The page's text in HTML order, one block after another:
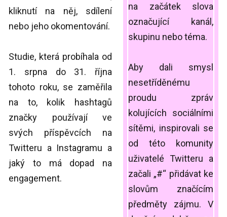
kliknutí na něj, sdílení
nebo jeho okomentování.
Studie, která probíhala od
1. srpna do 31. října
tohoto roku, se zaměřila
na to, kolik hashtagů
značky používají ve
svých příspěvcích na
Twitteru a Instagramu a
jaký to má dopad na
engagement.
na začátek slova
označující kanál,
skupinu nebo téma.
Aby dali smysl
nesetříděnému
proudu zpráv
kolujících sociálními
sítěmi, inspirovali se
od této komunity
uživatelé Twitteru a
začali „#“ přidávat ke
slovům značícím
předměty zájmu. V